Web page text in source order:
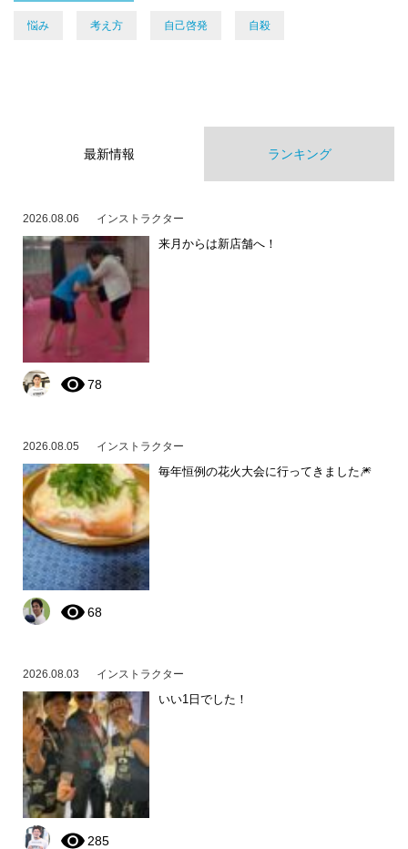
悩み 考え方 自己啓発 自殺
最新情報 ランキング
2026.08.06 インストラクター
来月からは新店舗へ！
78
2026.08.05 インストラクター
毎年恒例の花火大会に行ってきました🎆
68
2026.08.03 インストラクター
いい1日でした！
285